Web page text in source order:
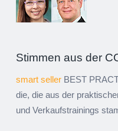
Stimmen aus der
smart seller BEST
die, die aus der
und Verkaufstrainings